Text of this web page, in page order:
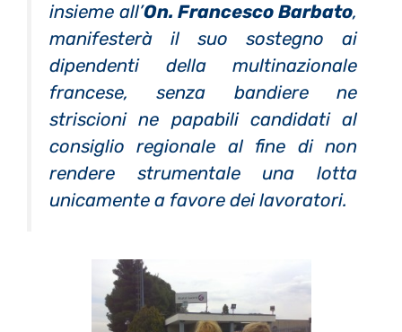
insieme all’On. Francesco Barbato,
manifesterà il suo sostegno ai
dipendenti della multinazionale
francese, senza bandiere ne
striscioni ne papabili candidati al
consiglio regionale al fine di non
rendere strumentale una lotta
unicamente a favore dei lavoratori.